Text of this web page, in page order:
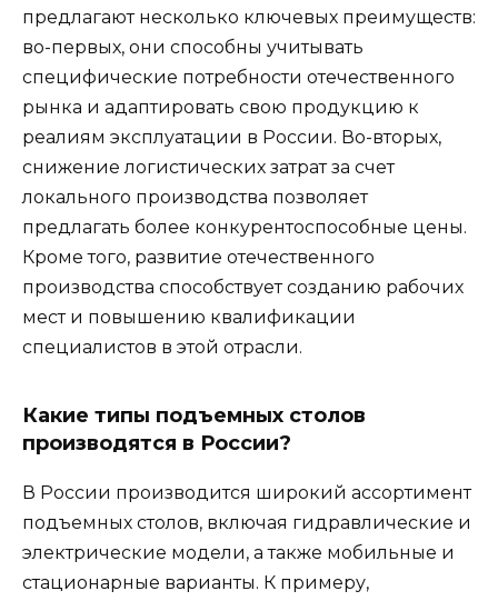
предлагают несколько ключевых преимуществ:
во-первых, они способны учитывать
специфические потребности отечественного
рынка и адаптировать свою продукцию к
реалиям эксплуатации в России. Во-вторых,
снижение логистических затрат за счет
локального производства позволяет
предлагать более конкурентоспособные цены.
Кроме того, развитие отечественного
производства способствует созданию рабочих
мест и повышению квалификации
специалистов в этой отрасли.
Какие типы подъемных столов
производятся в России?
В России производится широкий ассортимент
подъемных столов, включая гидравлические и
электрические модели, а также мобильные и
стационарные варианты. К примеру,